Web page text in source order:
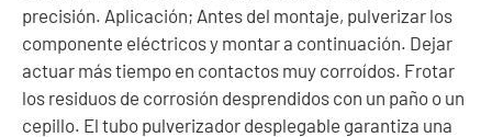
precisión. Aplicación; Antes del montaje, pulverizar los
componente eléctricos y montar a continuación. Dejar
actuar más tiempo en contactos muy corroídos. Frotar
los residuos de corrosión desprendidos con un paño o un
cepillo. El tubo pulverizador desplegable garantiza una